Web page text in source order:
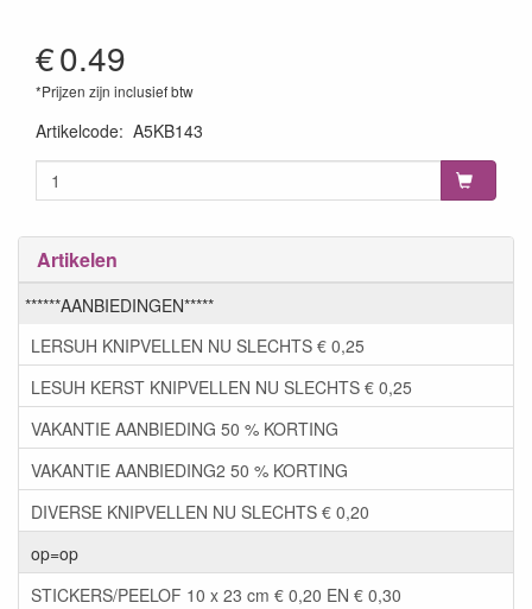
€0.49
*Prijzen zijn inclusief btw
Artikelcode: A5KB143
Artikelen
******AANBIEDINGEN*****
LERSUH KNIPVELLEN NU SLECHTS € 0,25
LESUH KERST KNIPVELLEN NU SLECHTS € 0,25
VAKANTIE AANBIEDING 50 % KORTING
VAKANTIE AANBIEDING2 50 % KORTING
DIVERSE KNIPVELLEN NU SLECHTS € 0,20
op=op
STICKERS/PEELOF 10 x 23 cm € 0,20 EN € 0,30